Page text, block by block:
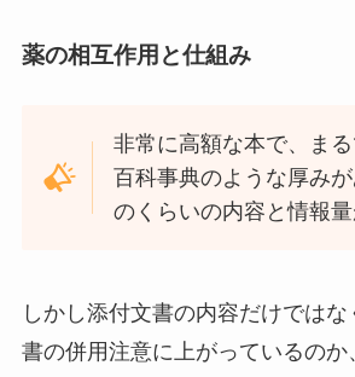
薬の相互作用と仕組み
非常に高額な本で、ま
百科事典のような厚み
のくらいの内容と情報量
しかし添付文書の内容だけでは
書の併用注意に上がっているのか